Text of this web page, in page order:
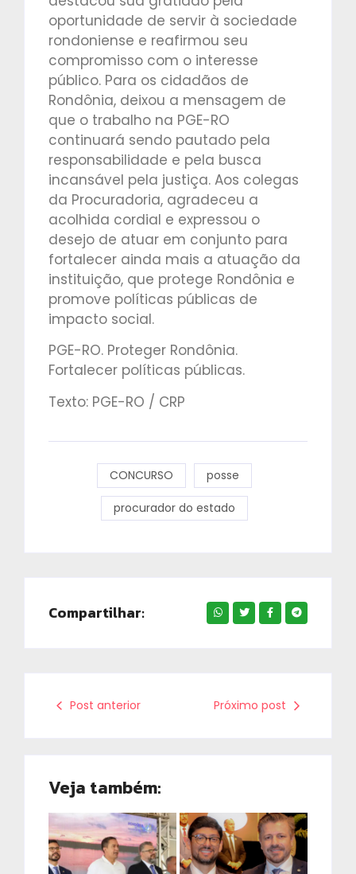
oportunidade de servir à sociedade
rondoniense e reafirmou seu
compromisso com o interesse
público. Para os cidadãos de
Rondônia, deixou a mensagem de
que o trabalho na PGE-RO
continuará sendo pautado pela
responsabilidade e pela busca
incansável pela justiça. Aos colegas
da Procuradoria, agradeceu a
acolhida cordial e expressou o
desejo de atuar em conjunto para
fortalecer ainda mais a atuação da
instituição, que protege Rondônia e
promove políticas públicas de
impacto social.
PGE-RO. Proteger Rondônia.
Fortalecer políticas públicas.
Texto: PGE-RO / CRP
CONCURSO posse
procurador do estado
Compartilhar:
Post anterior Próximo post
Veja também: